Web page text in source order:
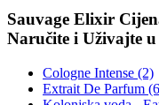
Sauvage Elixir
Naručite i Uživajte
Cologne Intense (2)
Extrait De Parfum